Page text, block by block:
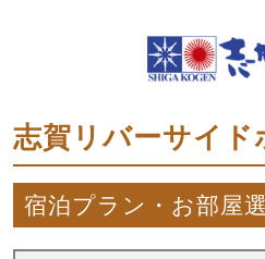
志賀リバーサイド
宿泊プラン・お部屋